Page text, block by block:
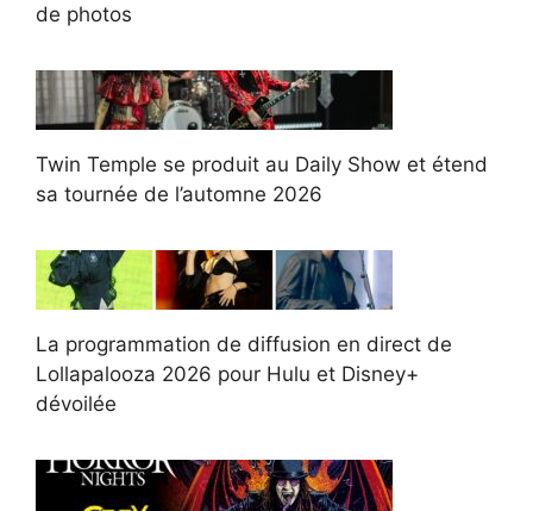
de photos
Twin Temple se produit au Daily Show et étend
sa tournée de l’automne 2026
La programmation de diffusion en direct de
Lollapalooza 2026 pour Hulu et Disney+
dévoilée